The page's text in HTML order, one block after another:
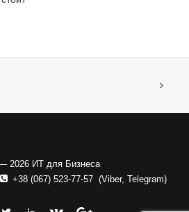
2026 ИТ для Бизнеса
+38 (067) 523-77-57(Viber, Telegram)